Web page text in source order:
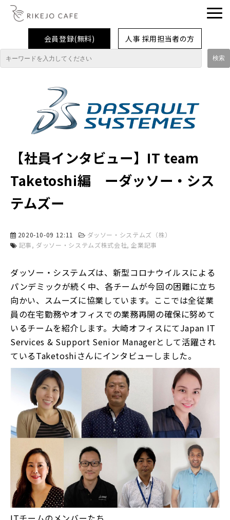
会員登録(無料) 人事 採用担当者の方
イベント
企業取材レポート
コラム・特集
【社員インタビュー】IT team
Taketoshi編 ーダッソー・シス
テムズー
2020-10-09 12:11
ダッソー・システムズ（株）
記事
ダッソー・システムズ株式会社 企業記事
ダッソー・システムズは、新型コロナウイルスによる
パンデミックが続く中、各チームが今回の困難に立ち
向かい、スムーズに協業しています。ここでは全従業
員の在宅勤務やオフィスでの業務再開の確保に努めて
いるチームを紹介します。大崎オフィスにてJapan IT
Services & Support Senior Managerとして活躍され
ているTaketoshiさんにインタビューしました。